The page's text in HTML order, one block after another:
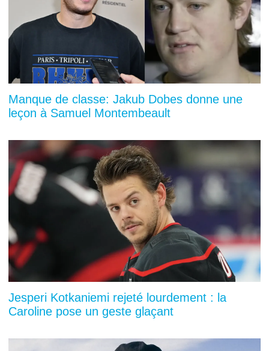
Manque de classe: Jakub Dobes donne une
leçon à Samuel Montembeault
Jesperi Kotkaniemi rejeté lourdement : la
Caroline pose un geste glaçant